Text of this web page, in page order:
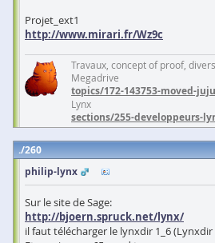
Projet_ext1
http://www.mirari.fr/Wz9c
Travaux, concept of proof,
Megadrive
topics/172-143753-moved-
Lynx
sections/255-developpeurs-
260
philip-lynx
Sur le site de Sage:
http://bjoern.spruck.net/lynx/
il faut télécharger le lynxdir 1_6